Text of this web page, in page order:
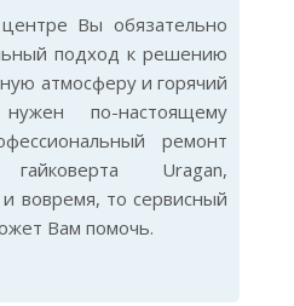
Вы обязательно
подход к решению
атмосферу и горячий
по-настоящему
ремонт
Uragan,
вовремя, то сервисный
Вам помочь.